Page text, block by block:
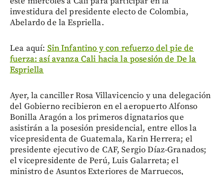
investidura del presidente electo de Colombia,
Abelardo de la Espriella.
Lea aquí: Sin Infantino y con refuerzo del pie de
fuerza: así avanza Cali hacia la posesión de De la
Espriella
Ayer, la canciller Rosa Villavicencio y una delegación
del Gobierno recibieron en el aeropuerto Alfonso
Bonilla Aragón a los primeros dignatarios que
asistirán a la posesión presidencial, entre ellos la
vicepresidenta de Guatemala, Karin Herrera; el
presidente ejecutivo de CAF, Sergio Díaz-Granados;
el vicepresidente de Perú, Luis Galarreta; el
ministro de Asuntos Exteriores de Marruecos,